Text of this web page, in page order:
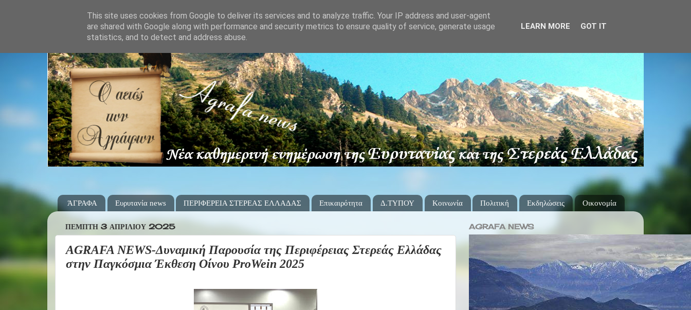
ΆΓΡΑΦΑ Ευρυτανία news ΠΕΡΙΦΕΡΕΙΑ ΣΤΕΡΕΑΣ ΕΛΛΑΔΑΣ Επικαιρότητα Δ.ΤΥΠΟΥ Κοινωνία Πολιτική Εκδηλώσεις Οικονομία
ΠΈΜΠΤΗ 3 ΑΠΡΙΛΊΟΥ 2025
AGRAFA NEWS-Δυναμική Παρουσία της Περιφέρειας Στερεάς Ελλάδας
στην Παγκόσμια Έκθεση Οίνου ProWein 2025
AGRAFA NEWS
This site uses cookies from Google to deliver its services and to analyze traffic. Your IP address and user-agent
are shared with Google along with performance and security metrics to ensure quality of service, generate usage
statistics, and to detect and address abuse.
LEARN MORE GOT IT